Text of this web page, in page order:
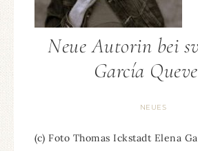
Neue Autorin bei
García
NEUES
(c) Foto Thomas Ickstadt Elena